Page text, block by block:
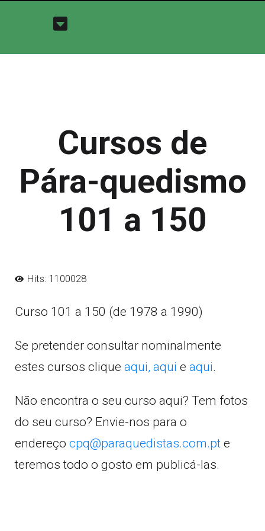
Cursos de
Pára-quedismo
101 a 150
Hits: 1100028
Curso 101 a 150 (de 1978 a 1990)
Se pretender consultar nominalmente
estes cursos clique aqui, aqui e aqui.
Não encontra o seu curso aqui? Tem fotos
do seu curso? Envie-nos para o
endereço cpq@paraquedistas.com.pt e
teremos todo o gosto em publicá-las.